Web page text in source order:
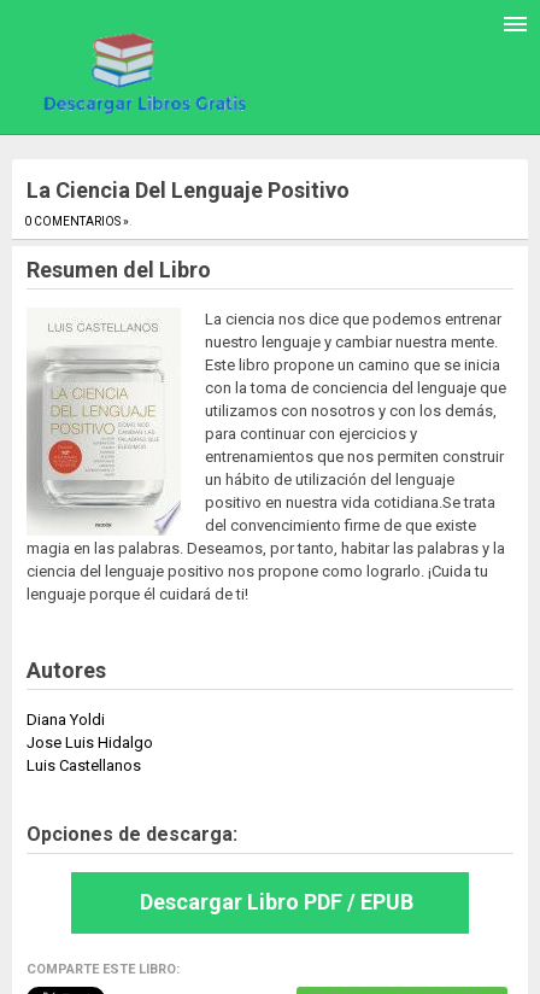
La Ciencia Del Lenguaje Positivo
0 COMENTARIOS ».
Resumen del Libro
La ciencia nos dice que podemos entrenar
nuestro lenguaje y cambiar nuestra mente.
Este libro propone un camino que se inicia
con la toma de conciencia del lenguaje que
utilizamos con nosotros y con los demás,
para continuar con ejercicios y
entrenamientos que nos permiten construir
un hábito de utilización del lenguaje
positivo en nuestra vida cotidiana.Se trata
del convencimiento firme de que existe
magia en las palabras. Deseamos, por tanto, habitar las palabras y la
ciencia del lenguaje positivo nos propone como lograrlo. ¡Cuida tu
lenguaje porque él cuidará de ti!
Autores
Diana Yoldi
Jose Luis Hidalgo
Luis Castellanos
Opciones de descarga:
Descargar Libro PDF / EPUB
COMPARTE ESTE LIBRO: